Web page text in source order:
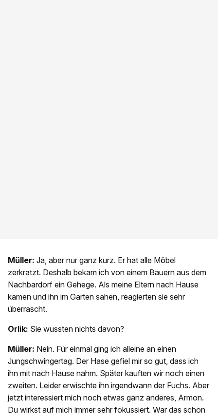
Müller: Ja, aber nur ganz kurz. Er hat alle Möbel
zerkratzt. Deshalb bekam ich von einem Bauern aus dem
Nachbardorf ein Gehege. Als meine Eltern nach Hause
kamen und ihn im Garten sahen, reagierten sie sehr
überrascht.
Orlik: Sie wussten nichts davon?
Müller: Nein. Für einmal ging ich alleine an einen
Jungschwingertag. Der Hase gefiel mir so gut, dass ich
ihn mit nach Hause nahm. Später kauften wir noch einen
zweiten. Leider erwischte ihn irgendwann der Fuchs. Aber
jetzt interessiert mich noch etwas ganz anderes, Armon.
Du wirkst auf mich immer sehr fokussiert. War das schon